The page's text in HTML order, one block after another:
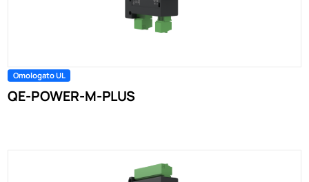
Omologato UL
QE-POWER-M-PLUS